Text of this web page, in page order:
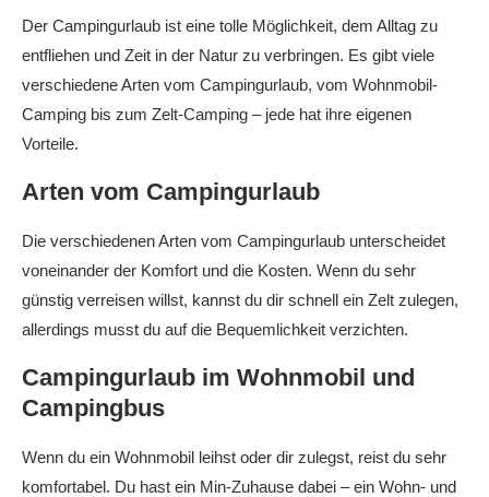
Der Campingurlaub ist eine tolle Möglichkeit, dem Alltag zu
entfliehen und Zeit in der Natur zu verbringen. Es gibt viele
verschiedene Arten vom Campingurlaub, vom Wohnmobil-
Camping bis zum Zelt-Camping – jede hat ihre eigenen
Vorteile.
Arten vom Campingurlaub
Die verschiedenen Arten vom Campingurlaub unterscheidet
voneinander der Komfort und die Kosten. Wenn du sehr
günstig verreisen willst, kannst du dir schnell ein Zelt zulegen,
allerdings musst du auf die Bequemlichkeit verzichten.
Campingurlaub im Wohnmobil und
Campingbus
Wenn du ein Wohnmobil leihst oder dir zulegst, reist du sehr
komfortabel. Du hast ein Min-Zuhause dabei – ein Wohn- und